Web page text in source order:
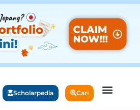
Scholarpedia Cari